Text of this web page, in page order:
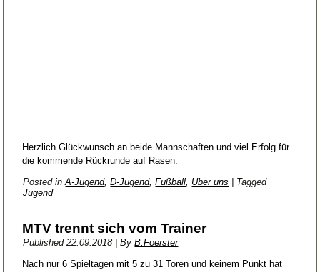
Herzlich Glückwunsch an beide Mannschaften und viel Erfolg für
die kommende Rückrunde auf Rasen.
Posted in A-Jugend,D-Jugend,Fußball, Über uns
Tagged
Jugend
MTV trennt sich vom Trainer
Published 22.09.2018 |By B.Foerster
Nach nur 6 Spieltagen mit 5 zu 31 Toren und keinem Punkt hat